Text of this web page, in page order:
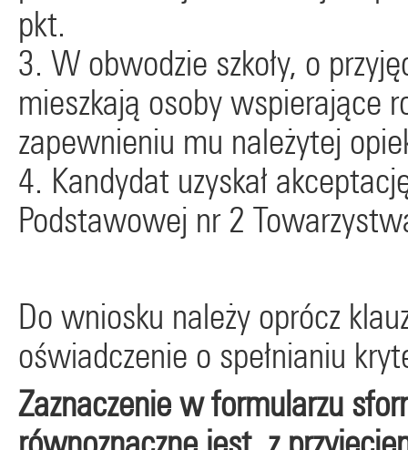
pkt.
3. W obwodzie szkoły, o
mieszkają osoby wspierające
zapewnieniu mu należytej
4. Kandydat uzyskał
Podstawowej nr 2
Do wniosku należy oprócz
oświadczenie o spełnianiu
Zaznaczenie w formularzu